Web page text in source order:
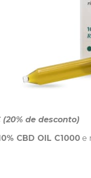
(20% de desconto)
CBD OIL C1000 e